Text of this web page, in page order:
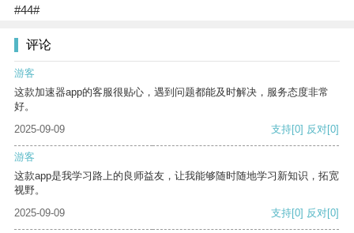
#44#
评论
游客
这款加速器app的客服很贴心，遇到问题都能及时解决，服务态度非常
好。
2025-09-09
支持[0] 反对[0]
游客
这款app是我学习路上的良师益友，让我能够随时随地学习新知识，拓宽
视野。
2025-09-09
支持[0] 反对[0]